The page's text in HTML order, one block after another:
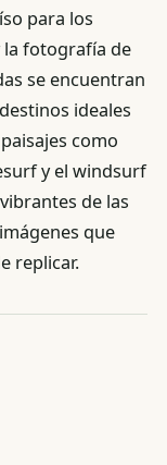
para los
la fotografía de
se encuentran
ideales
como
y el windsurf
de las
que
replicar.